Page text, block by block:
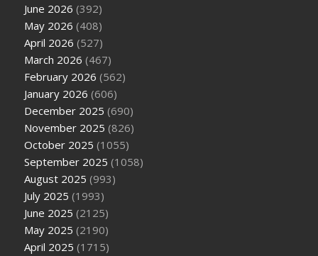
June 2026 (392)
May 2026 (408)
April 2026 (527)
March 2026 (467)
February 2026 (562)
January 2026 (606)
December 2025 (690)
November 2025 (826)
October 2025 (1055)
September 2025 (1058)
August 2025 (993)
July 2025 (1993)
June 2025 (2125)
May 2025 (2190)
April 2025 (1715)